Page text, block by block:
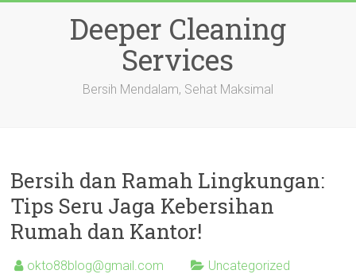
Deeper Cleaning
Services
Bersih Mendalam, Sehat Maksimal
Bersih dan Ramah Lingkungan:
Tips Seru Jaga Kebersihan
Rumah dan Kantor!
okto88blog@gmail.com Uncategorized